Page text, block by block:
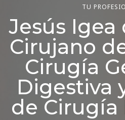
TU
Jesús Igea
Cirujano
Cirugía
Digestiva
de Cirugía